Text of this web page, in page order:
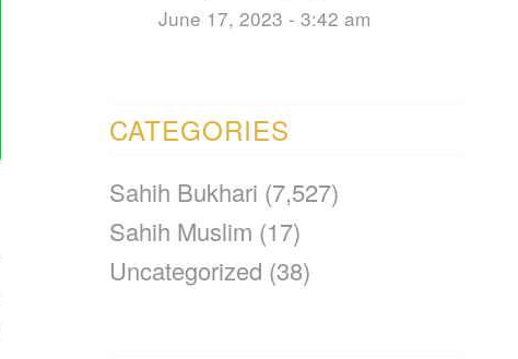
June 17, 2023 - 3:42 am
CATEGORIES
Sahih Bukhari (7,527)
Sahih Muslim (17)
Uncategorized (38)